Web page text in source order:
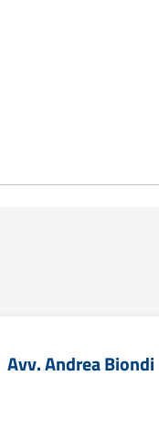
Avv. Andrea Biondi